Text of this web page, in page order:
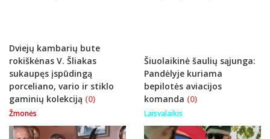
Dviejų kambarių bute
rokiškėnas V. Šliakas
sukaupęs įspūdingą
porceliano, vario ir stiklo
gaminių kolekciją (0)
Žmonės
Šiuolaikinė šaulių sąjunga:
Pandėlyje kuriama
bepilotės aviacijos
komanda (0)
Laisvalaikis